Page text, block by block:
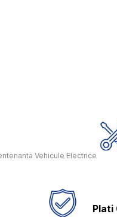
Vehicule Electrice
Plati